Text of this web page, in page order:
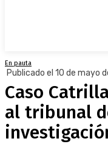
En pauta
Publicado el 10 de mayo
Caso
al tribunal